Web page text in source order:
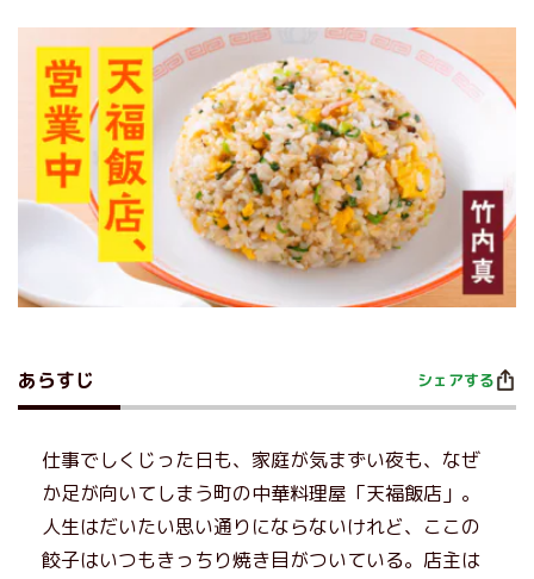
あらすじ シェアする
仕事でしくじった日も、家庭が気まずい夜も、なぜ
か足が向いてしまう町の中華料理屋「天福飯店」。
人生はだいたい思い通りにならないけれど、ここの
餃子はいつもきっちり焼き目がついている。店主は